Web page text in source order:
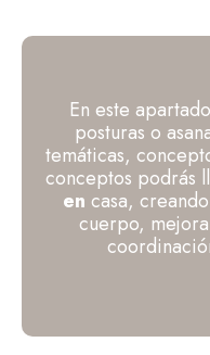
En este
posturas o
temáticas,
conceptos podrás
en casa,
cuerpo,